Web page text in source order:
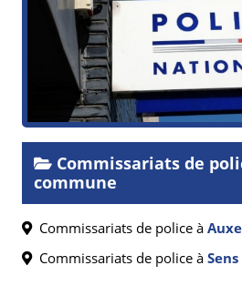
Commissariats de
commune
Commissariats de police à
Commissariats de police à